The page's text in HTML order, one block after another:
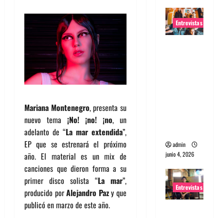
Mariana Montenegro, presenta su
nuevo tema ¡No! ¡no! ¡no, un
adelanto de “La mar extendida”,
EP que se estrenará el próximo
año. El material es un mix de
canciones que dieron forma a su
primer disco solista “La mar”,
producido porAlejandro Pazy que
publicó en marzo de este año.
Entrevistas
admin
junio 4, 2026
Entrevistas